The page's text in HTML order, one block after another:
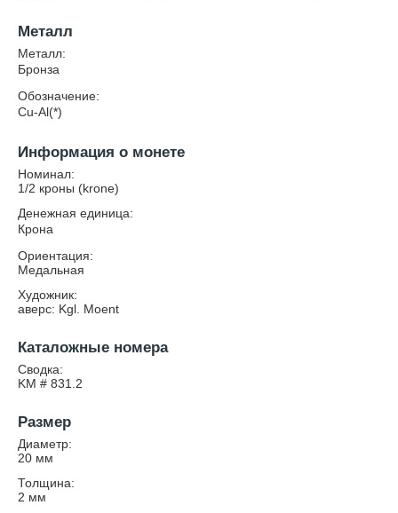
Металл
Металл:
Бронза
Обозначение:
Cu-Al(*)
Информация о монете
Номинал:
1/2 кроны (krone)
Денежная единица:
Крона
Ориентация:
Медальная
Художник:
аверс: Kgl. Moent
Каталожные номера
Сводка:
KM # 831.2
Размер
Диаметр:
20 мм
Толщина:
2 мм